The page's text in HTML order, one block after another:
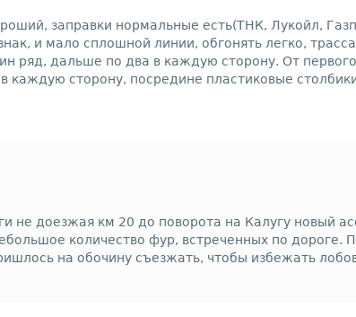
заправки нормальные есть(ТНК, Лукойл,
и мало сплошной линии, обгонять легко,
ряд, дальше по два в каждую сторону. От
сторону, посредине пластиковые
не доезжая км 20 до поворота на Калугу новый
количество фур, встреченных по дороге.
на обочину съезжать, чтобы избежать